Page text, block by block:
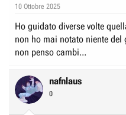
10 Ottobre 2025
Ho guidato diverse volte
non ho mai notato niente del
non penso cambi...
nafnlaus
0